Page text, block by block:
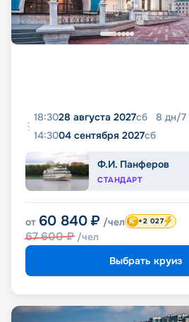
18:3028 августа 2027сб 8 дн/7
14:3004 сентября 2027сб
Ф.И. Панферов
СТАНДАРТ
от 60 840 ₽ /чел
67 600₽ /чел
+2 027
Выбрать круиз